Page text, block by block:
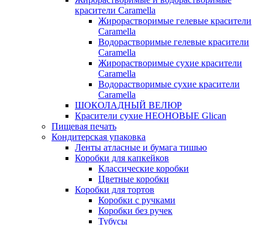
красители Caramella
Жирорастворимые гелевые красители
Caramella
Водорастворимые гелевые красители
Caramella
Жирорастворимые сухие красители
Caramella
Водорастворимые сухие красители
Caramella
ШОКОЛАДНЫЙ ВЕЛЮР
Красители сухие НЕОНОВЫЕ Glican
Пищевая печать
Кондитерская упаковка
Ленты атласные и бумага тишью
Коробки для капкейков
Классические коробки
Цветные коробки
Коробки для тортов
Коробки с ручками
Коробки без ручек
Тубусы